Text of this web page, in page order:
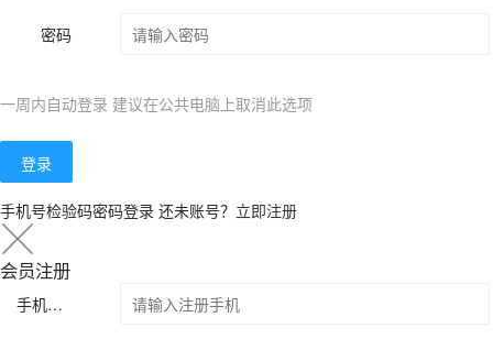
密码
一周内自动登录 建议在公共电脑上取消此选项
登录
手机号检验码密码登录 还未账号？ 立即注册
会员注册
手机号码